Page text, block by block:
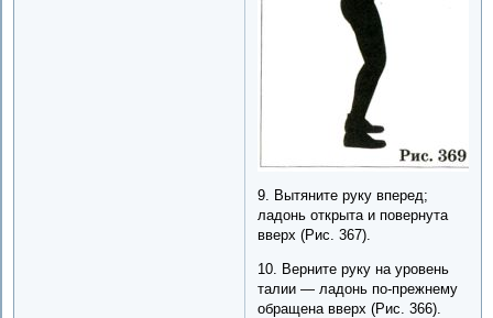
9. Вытяните руку вперед;
ладонь открыта и повернута
вверх (Рис. 367).
10. Верните руку на уровень
талии — ладонь по-прежнему
обращена вверх (Рис. 366).